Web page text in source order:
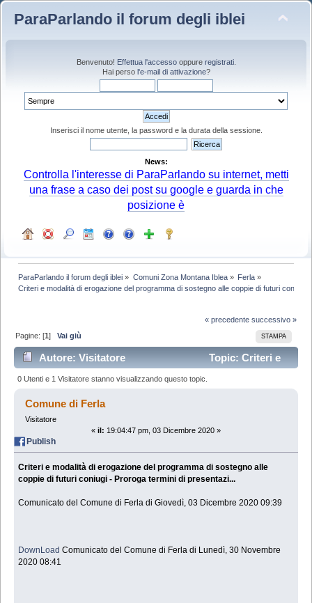
ParaParlando il forum degli iblei
Benvenuto! Effettua l'accessooppure registrati.
Hai perso l'e-mail di attivazione?
Inserisci il nome utente, la password e la durata della sessione.
News:
Controlla l'interesse di ParaParlando su internet, metti
una frase a caso dei post su google e guarda in che
posizione è
ParaParlando il forum degli iblei » Comuni Zona Montana Iblea» Ferla»
Criteri e modalità di erogazione del programma di sostegno alle coppie di futuri coniugi
« precedente successivo »
STAMPA
Pagine: [1]Vai giù
Autore: Visitatore
Topic: Criteri e
modalità di erogazione del programma di sostegno alle
coppie di futuri coniugi - Proroga termini di
presentazi... (Letto 55132 volte)
0 Utenti e 1 Visitatore stanno visualizzando questo topic.
Comune di Ferla
Visitatore
« il: 19:04:47 pm, 03 Dicembre 2020 »
Publish
Criteri e modalità di erogazione del programma di sostegno alle
coppie di futuri coniugi - Proroga termini di presentazi...
Comunicato del Comune di Ferla di Giovedì, 03 Dicembre 2020 09:39
DownLoadComunicato del Comune di Ferla di Lunedì, 30 Novembre
2020 08:41